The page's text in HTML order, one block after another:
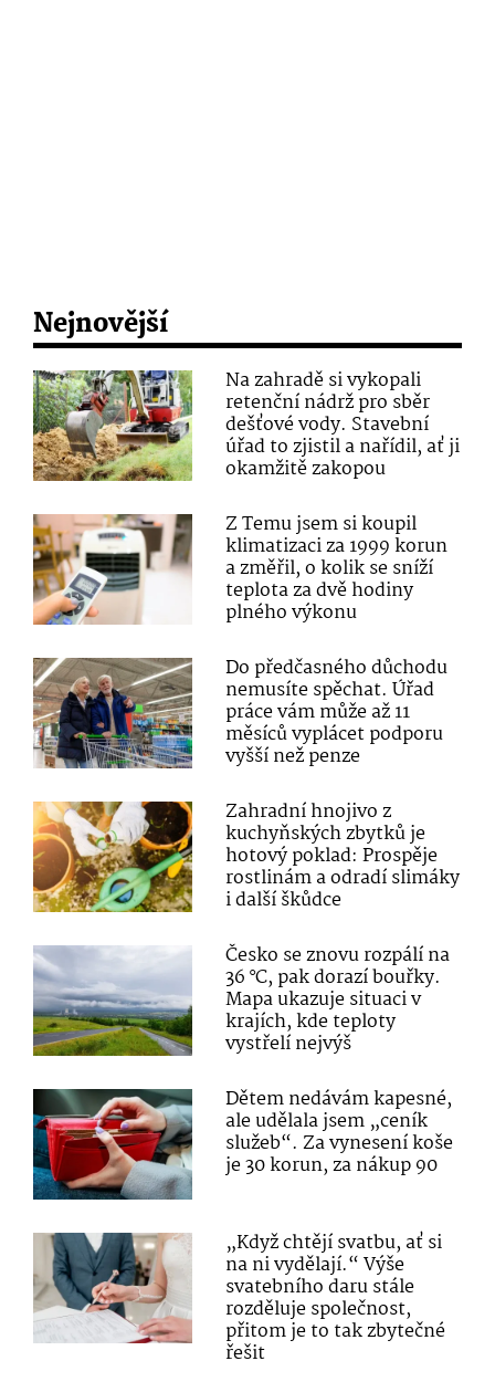
Nejnovější
Na zahradě si vykopali
retenční nádrž pro sběr
dešťové vody. Stavební
úřad to zjistil a nařídil, ať ji
okamžitě zakopou
Z Temu jsem si koupil
klimatizaci za 1999 korun
a změřil, o kolik se sníží
teplota za dvě hodiny
plného výkonu
Do předčasného důchodu
nemusíte spěchat. Úřad
práce vám může až 11
měsíců vyplácet podporu
vyšší než penze
Zahradní hnojivo z
kuchyňských zbytků je
hotový poklad: Prospěje
rostlinám a odradí slimáky
i další škůdce
Česko se znovu rozpálí na
36 °C, pak dorazí bouřky.
Mapa ukazuje situaci v
krajích, kde teploty
vystřelí nejvýš
Dětem nedávám kapesné,
ale udělala jsem „ceník
služeb“. Za vynesení koše
je 30 korun, za nákup 90
„Když chtějí svatbu, ať si
na ni vydělají.“ Výše
svatebního daru stále
rozděluje společnost,
přitom je to tak zbytečné
řešit